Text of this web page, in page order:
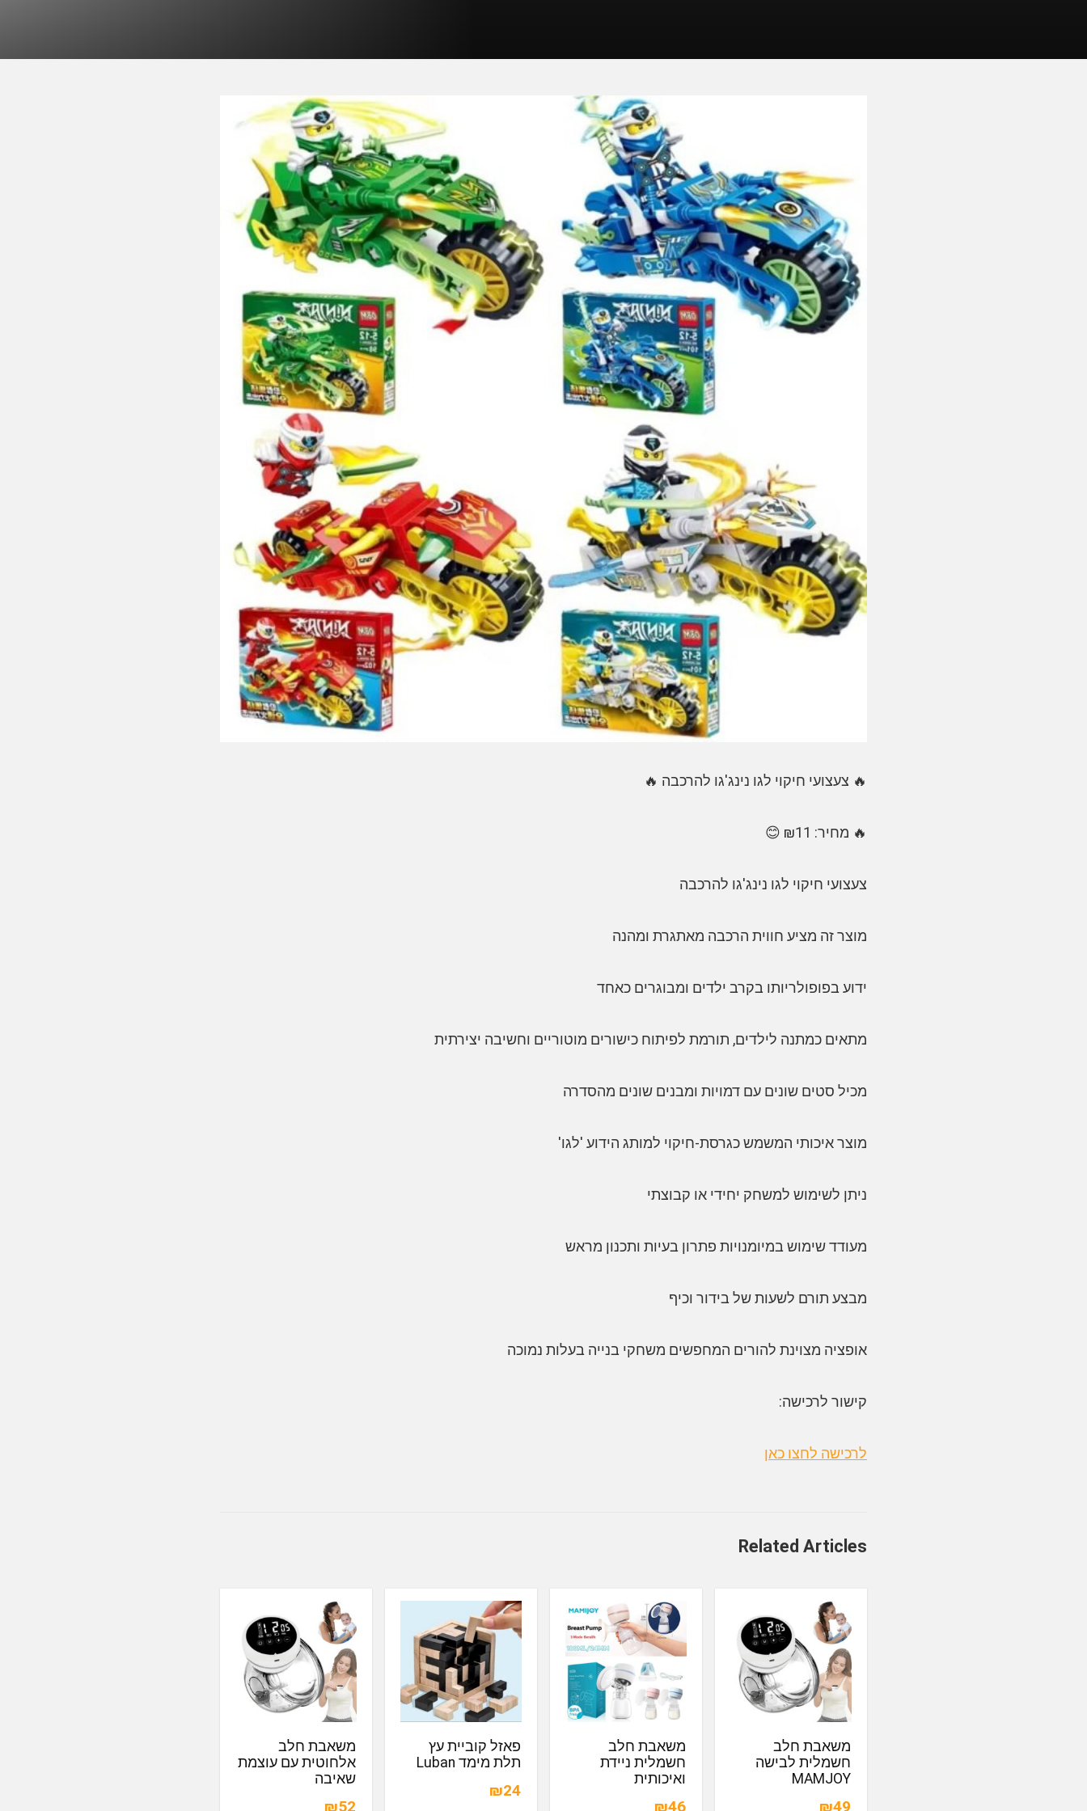
🔥 צעצועי חיקוי לגו נינג'גו להרכבה 🔥
🔥 מחיר: ₪11 😊
צעצועי חיקוי לגו נינג'גו להרכבה
מוצר זה מציע חווית הרכבה מאתגרת ומהנה
ידוע בפופולריותו בקרב ילדים ומבוגרים כאחד
מתאים כמתנה לילדים, תורמת לפיתוח כישורים מוטוריים וחשיבה יצירתית
מכיל סטים שונים עם דמויות ומבנים שונים מהסדרה
מוצר איכותי המשמש כגרסת-חיקוי למותג הידוע 'לגו'
ניתן לשימוש למשחק יחידי או קבוצתי
מעודד שימוש במיומנויות פתרון בעיות ותכנון מראש
מבצע תורם לשעות של בידור וכיף
אופציה מצוינת להורים המחפשים משחקי בנייה בעלות נמוכה
קישור לרכישה:
לרכישה לחצו כאן
Related Articles
משאבת חלב
חשמלית לבישה
MAMJOY
₪49
משאבת חלב
חשמלית ניידת
ואיכותית
₪46
פאזל קוביית עץ
תלת מימד Luban
₪24
משאבת חלב
אלחוטית עם עוצמת
שאיבה
₪52